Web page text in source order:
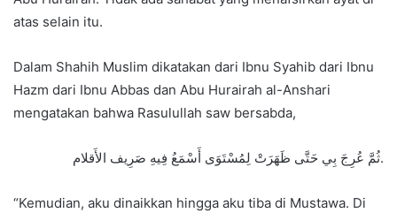
atas selain itu.
Dalam Shahih Muslim dikatakan dari Ibnu Syahib dari Ibnu
Hazm dari Ibnu Abbas dan Abu Hurairah al-Anshari
mengatakan bahwa Rasulullah saw bersabda,
ثُمَّ عُرِجَ بِي حَتَّى ظَهَرَتْ لِمُسْتَوَى أَسْمَعُ فِيهِ صَرِيف الأَقلام.
“Kemudian, aku dinaikkan hingga aku tiba di Mustawa. Di